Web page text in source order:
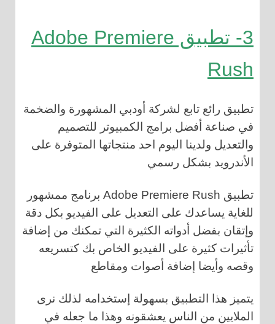
3- تطبيق Adobe Premiere
Rush
تطبيق رائع تابع لشركة أودبي المشهورة والضخمة
في صناعة أفضل برامج الكمبيوتر للتصميم
والتعديل ولدينا اليوم احد منتجاتها المتوفرة على
الأندرويد بشكل رسمي
تطبيق Adobe Premiere Rush برنامج ممشهور
للغاية يساعدك على التعديل على الفيديو بكل دقة
وإتقان بفضل أدواته الكثيرة التي تمكنك من إضافة
تأثيرات كثيرة على الفيديو الخاص بك كتسريعه
وقصه وأيضا إضافة أصوات ومقاطع
يتميز هذا التطبيق بسهولة إستخدامه لذلك نرى
الملايين من الناس يعشقونه وهذا ما جعله في